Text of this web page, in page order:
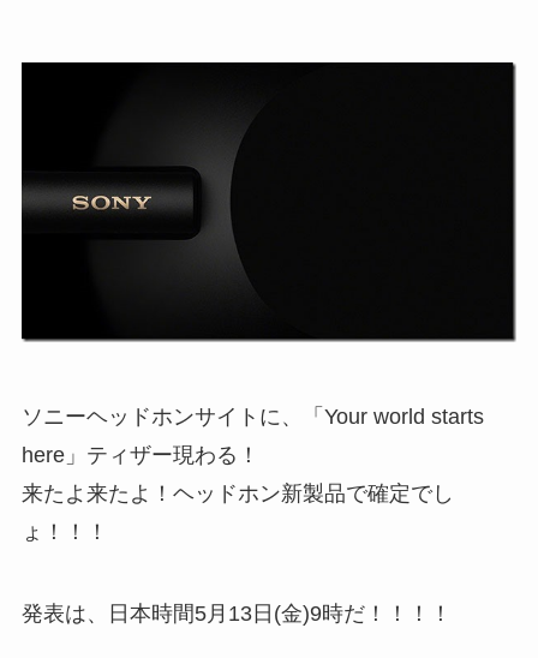
ソニーヘッドホンサイトに、「Your world starts
here」ティザー現わる！
来たよ来たよ！ヘッドホン新製品で確定でし
ょ！！！
発表は、日本時間5月13日(金)9時だ！！！！